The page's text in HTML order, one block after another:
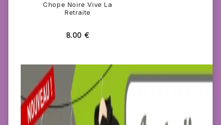
Chope Noire Vive La
Retraite
8.00 €